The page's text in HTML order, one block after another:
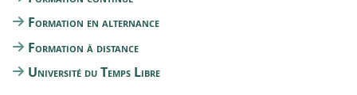
Formation en alternance
Formation à distance
Université du Temps Libre